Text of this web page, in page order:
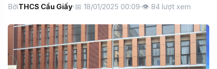
BởiTHCS Cầu Giấy·📅 18/01/2025 00:09·👁 84 lượt xem